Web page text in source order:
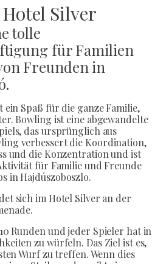
Silver
tolle
für Familien
Freunden in
ein Spaß für die ganze Familie,
Bowling ist eine abgewandelte
das ursprünglich aus
verbessert die Koordination,
und die Konzentration und ist
für Familie und Freunde
in Hajdúszoboszlo.
sich im Hotel Silver an der
Runden und jeder Spieler hat in
zu würfeln. Das Ziel ist es,
Wurf zu treffen. Wenn dies